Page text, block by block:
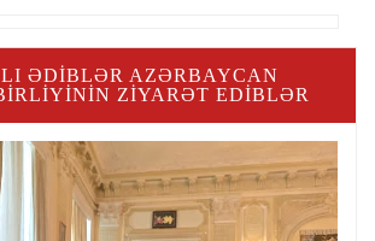
ƏDIBLƏR AZƏRBAYCAN
ZIYARƏT EDIBLƏR